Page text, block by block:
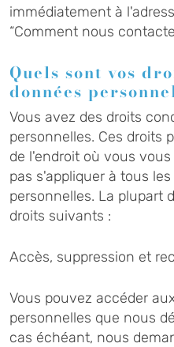
immédiatement à
“Comment nous
Quels sont vos
données
Vous avez des droits
personnelles. Ces droits
de l'endroit où vous
pas s'appliquer à tous
personnelles. La plupart
droits suivants :
Accès, suppression et
Vous pouvez accéder
personnelles que nous
cas échéant, nous